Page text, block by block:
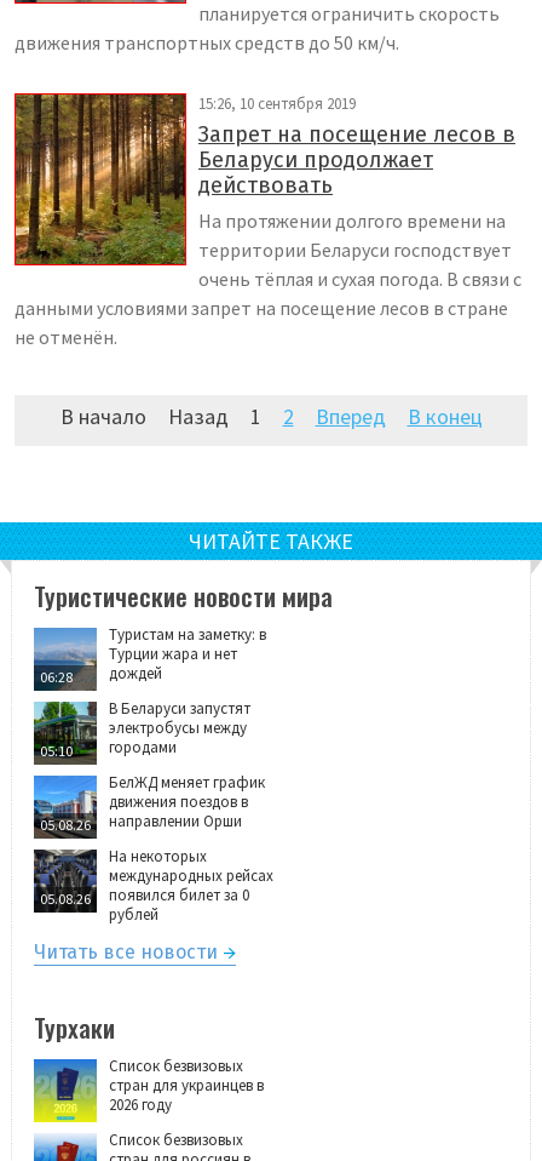
планируется ограничить скорость
движения транспортных средств до 50 км/ч.
15:26, 10 сентября 2019
Запрет на посещение лесов в
Беларуси продолжает
действовать
На протяжении долгого времени на
территории Беларуси господствует
очень тёплая и сухая погода. В связи с
данными условиями запрет на посещение лесов в стране
не отменён.
В начало Назад 1 2 Вперед В конец
ЧИТАЙТЕ ТАКЖЕ
Туристические новости мира
06:28
Туристам на заметку: в
Турции жара и нет
дождей
05:10
В Беларуси запустят
электробусы между
городами
05.08.26
БелЖД меняет график
движения поездов в
направлении Орши
05.08.26
На некоторых
международных рейсах
появился билет за 0
рублей
Читать все новости
Турхаки
Список безвизовых
стран для украинцев в
2026 году
Список безвизовых